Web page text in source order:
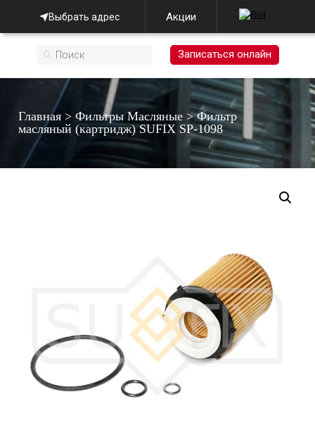
Выбрать адрес Акции
Записаться онлайн
Главная >Фильтры Масляные >Фильтр
масляный (картридж) SUFIX SP-1098